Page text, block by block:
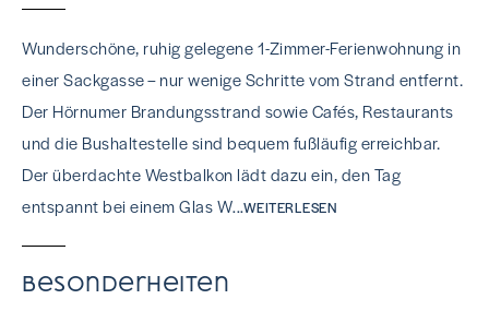
Wunderschöne, ruhig gelegene 1-Zimmer-Ferienwohnung in
einer Sackgasse – nur wenige Schritte vom Strand entfernt.
Der Hörnumer Brandungsstrand sowie Cafés, Restaurants
und die Bushaltestelle sind bequem fußläufig erreichbar.
Der überdachte Westbalkon lädt dazu ein, den Tag
entspannt bei einem Glas W...WEITERLESEN
Besonderheiten